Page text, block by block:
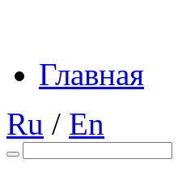
Главная
Ru / En